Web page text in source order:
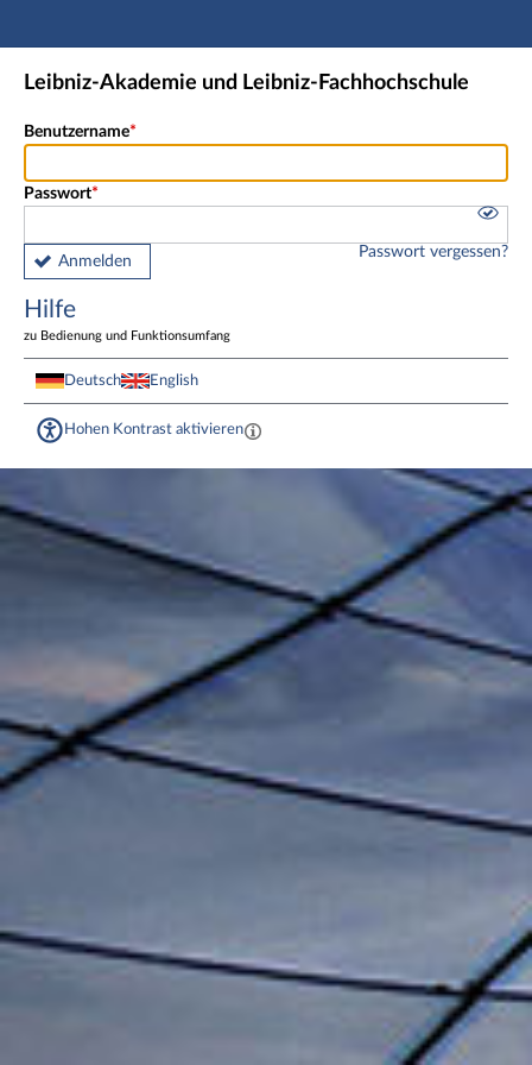
Hauptnavigation
Fußzeile
Leibniz-Akademie und Leibniz-Fachhochschule
Benutzername
Passwort
Anmelden
Passwort vergessen?
Hilfe
zu Bedienung und Funktionsumfang
Deutsch English
Hohen Kontrast aktivieren